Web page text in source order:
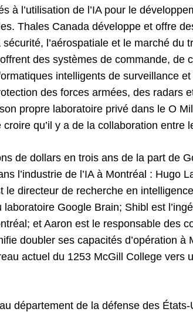
à l’utilisation de l’IA pour le
Thales Canada développe et offre
l’aérospatiale et le marché du
des systèmes de commande, de
intelligents de surveillance et
des forces armées, des radars
propre laboratoire privé dans le O
qu’il y a de la collaboration entre
de dollars en trois ans de la part de
l’industrie de l’IA à Montréal : Hugo
le directeur de recherche en
Google Brain; Shibl est
et Aaron est le responsable des
doubler ses capacités d’opération à
actuel du 1253 McGill College vers
département de la défense des